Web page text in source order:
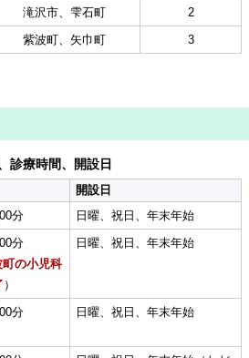
滝沢市、雫石町
2
紫波町、矢巾町 3
診療時間、開設日
開設日
分
日曜、祝日、年末年始
分
の小児科
）
日曜、祝日、年末年始
分 日曜、祝日、年末年始